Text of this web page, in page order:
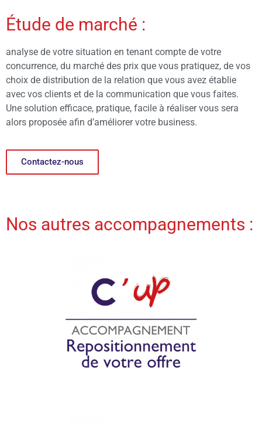
Étude de marché :
analyse de votre situation en tenant compte de votre
concurrence, du marché des prix que vous pratiquez, de vos
choix de distribution de la relation que vous avez établie
avec vos clients et de la communication que vous faites.
Une solution efficace, pratique, facile à réaliser vous sera
alors proposée afin d’améliorer votre business.
Contactez-nous
Nos autres accompagnements :